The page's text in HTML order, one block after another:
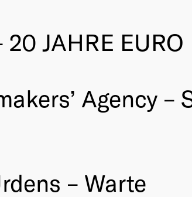
JAHRE EURO
Agency –
– Warte